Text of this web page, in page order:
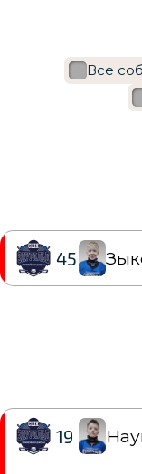
Все
19
45